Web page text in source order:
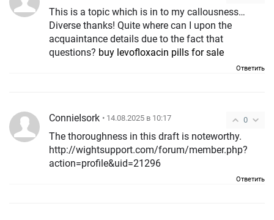
This is a topic which is in to my callousness…
Diverse thanks! Quite where can I upon the
acquaintance details due to the fact that
questions? buy levofloxacin pills for sale
Ответить
0
ConnieIsork • 14.08.2025 в 10:17
The thoroughness in this draft is noteworthy.
http://wightsupport.com/forum/member.php?
action=profile&uid=21296
Ответить